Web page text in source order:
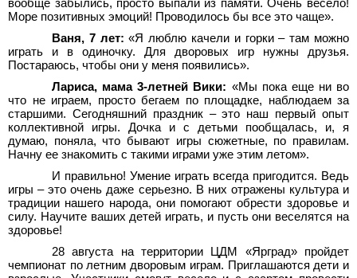
вообще забылись, просто выпали из памяти. Очень весело!
Море позитивных эмоций! Проводилось бы все это чаще».
Ваня, 7 лет:«Я люблю качели и горки – там можно
играть и в одиночку. Для дворовых игр нужны друзья.
Постараюсь, чтобы они у меня появились».
Лариса, мама 3-летней Вики: «Мы пока еще ни во
что не играем, просто бегаем по площадке, наблюдаем за
старшими. Сегодняшний праздник – это наш первый опыт
коллективной игры. Дочка и с детьми пообщалась, и, я
думаю, поняла, что бывают игры сюжетные, по правилам.
Начну ее знакомить с такими играми уже этим летом».
И правильно! Умение играть всегда пригодится. Ведь
игры – это очень даже серьезно. В них отражены культура и
традиции нашего народа, они помогают обрести здоровье и
силу. Научите ваших детей играть, и пусть они веселятся на
здоровье!
28 августа на территории ЦДМ «Ярград» пройдет
чемпионат по летним дворовым играм. Приглашаются дети и